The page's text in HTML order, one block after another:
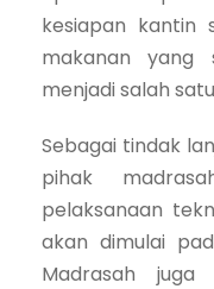
kesiapan kantin
makanan yang
menjadi salah
Sebagai tindak
pihak
pelaksanaan
akan dimulai
Madrasah